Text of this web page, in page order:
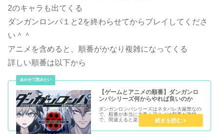
2のキャラも出てくる
ダンガンロンパ１と2を終わらせてからプレイしてくださ
い＾＾
アニメを含めると、順番がかなり複雑になってくる
詳しい順番は以下から
【ゲームとアニメの順番】ダンガンロ
ンパシリーズ何からやれば良いのか
ダンガンロンパシリーズはネタバレ大厳禁なの
で、順番が本当に大事！アニメは順番が複雑
で、間違えると楽しさ激減で要注意！！ゲーム
とアニメのダンガンロンパシリーズの順番を紹
介